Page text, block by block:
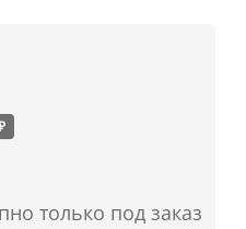
только под заказ